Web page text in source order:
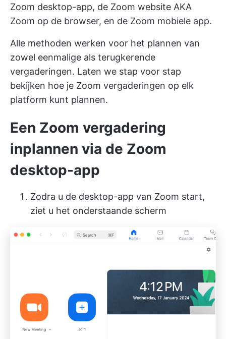
Zoom desktop-app, de Zoom website AKA
Zoom op de browser, en de Zoom mobiele app.
Alle methoden werken voor het plannen van
zowel eenmalige als terugkerende
vergaderingen. Laten we stap voor stap
bekijken hoe je Zoom vergaderingen op elk
platform kunt plannen.
Een Zoom vergadering
inplannen via de Zoom
desktop-app
Zodra u de desktop-app van Zoom start,
ziet u het onderstaande scherm